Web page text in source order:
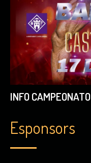
INFO
Esponsors